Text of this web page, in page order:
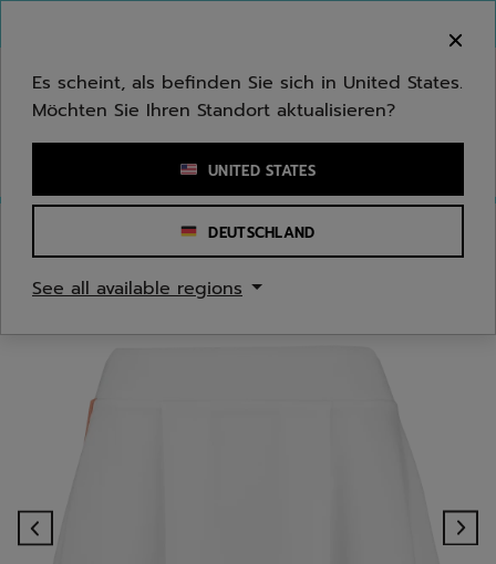
Stichwort oder Artikelnummer eingeben
Es scheint, als befinden Sie sich in United States.
Möchten Sie Ihren Standort aktualisieren?
UNITED STATES
DEUTSCHLAND
See all available regions